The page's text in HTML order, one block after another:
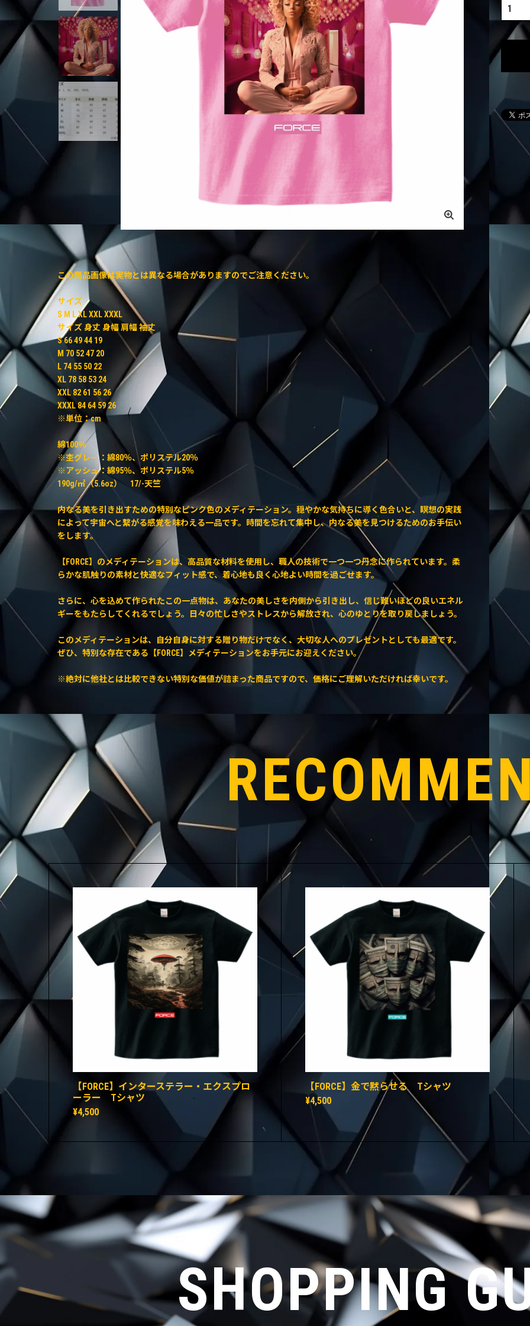
この商品画像は実物とは異なる場合がありますのでご注意ください。
サイズ
S M L XL XXL XXXL
サイズ 身丈 身幅 肩幅 袖丈
S 66 49 44 19
M 70 52 47 20
L 74 55 50 22
XL 78 58 53 24
XXL 82 61 56 26
XXXL 84 64 59 26
※単位：cm
綿100％
※杢グレー：綿80％、ポリステル20％
※アッシュ：綿95％、ポリステル5％
190g/㎡（5.6oz） 17/-天竺
内なる美を引き出すための特別なピンク色のメディテーション。穏やかな気持ちに導く色合いと、瞑想の実践
によって宇宙へと繋がる感覚を味わえる一品です。時間を忘れて集中し、内なる美を見つけるためのお手伝い
をします。
【FORCE】のメディテーションは、高品質な材料を使用し、職人の技術で一つ一つ丹念に作られています。柔
らかな肌触りの素材と快適なフィット感で、着心地も良く心地よい時間を過ごせます。
さらに、心を込めて作られたこの一点物は、あなたの美しさを内側から引き出し、信じ難いほどの良いエネル
ギーをもたらしてくれるでしょう。日々の忙しさやストレスから解放され、心のゆとりを取り戻しましょう。
このメディテーションは、自分自身に対する贈り物だけでなく、大切な人へのプレゼントとしても最適です。
ぜひ、特別な存在である【FORCE】メディテーションをお手元にお迎えください。
※絶対に他社とは比較できない特別な価値が詰まった商品ですので、価格にご理解いただければ幸いです。
【FORCE】インターステラー・エクスプロ
ーラー Tシャツ
¥4,500
【FORCE】金で黙らせる Tシャツ
¥4,500
SHOPPING